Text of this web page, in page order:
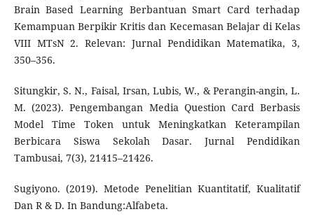
Brain Based Learning Berbantuan Smart Card terhadap
Kemampuan Berpikir Kritis dan Kecemasan Belajar di Kelas
VIII MTsN 2. Relevan: Jurnal Pendidikan Matematika, 3,
350–356.
Situngkir, S. N., Faisal, Irsan, Lubis, W., & Perangin-angin, L.
M. (2023). Pengembangan Media Question Card Berbasis
Model Time Token untuk Meningkatkan Keterampilan
Berbicara Siswa Sekolah Dasar. Jurnal Pendidikan
Tambusai, 7(3), 21415–21426.
Sugiyono. (2019). Metode Penelitian Kuantitatif, Kualitatif
Dan R & D. In Bandung:Alfabeta.